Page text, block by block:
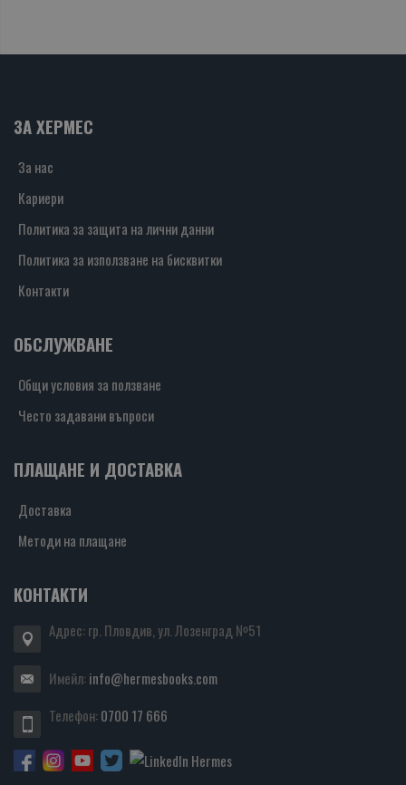
ЗА ХЕРМЕС
За нас
Кариери
Политика за защита на лични данни
Политика за използване на бисквитки
Контакти
ОБСЛУЖВАНЕ
Общи условия за ползване
Често задавани въпроси
ПЛАЩАНЕ И ДОСТАВКА
Доставка
Методи на плащане
КОНТАКТИ
Адрес: гр. Пловдив, ул. Лозенград №51
Имейл:info@hermesbooks.com
Телефон:0700 17 666